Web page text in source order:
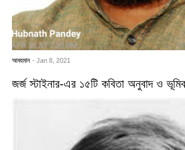
আবহমান - Jan 8, 2021
জর্জ স্টাইনার-এর ১৫টি কবিতা অনুবাদ ও